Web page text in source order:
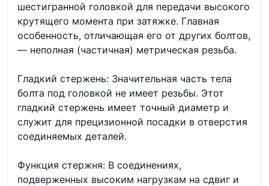
шестигранной головкой для передачи высокого
крутящего момента при затяжке. Главная
особенность, отличающая его от других болтов,
— неполная (частичная) метрическая резьба.
Гладкий стержень: Значительная часть тела
болта под головкой не имеет резьбы. Этот
гладкий стержень имеет точный диаметр и
служит для прецизионной посадки в отверстия
соединяемых деталей.
Функция стержня: В соединениях,
подверженных высоким нагрузкам на сдвиг и